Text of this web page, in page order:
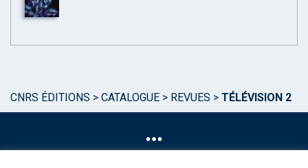
CNRS ÉDITIONS > CATALOGUE > REVUES > TÉLÉVISION 2